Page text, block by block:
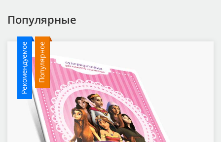
Популярные
Рекомендуемое Популярное